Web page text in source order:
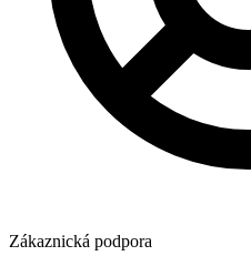
Zákaznická podpora